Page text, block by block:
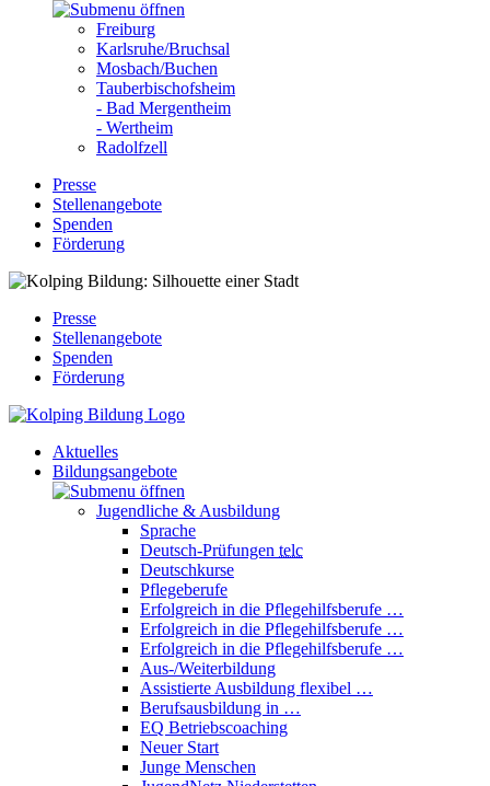
Freiburg
Karlsruhe/Bruchsal
Mosbach/Buchen
Tauberbischofsheim
- Bad Mergentheim
- Wertheim
Radolfzell
Presse
Stellenangebote
Spenden
Förderung
Presse
Stellenangebote
Spenden
Förderung
Aktuelles
Bildungsangebote
Jugendliche & Ausbildung
Sprache
Deutsch-Prüfungen telc
Deutschkurse
Pflegeberufe
Erfolgreich in die Pflegehilfsberufe …
Erfolgreich in die Pflegehilfsberufe …
Erfolgreich in die Pflegehilfsberufe …
Aus-/Weiterbildung
Assistierte Ausbildung flexibel …
Berufsausbildung in …
EQ Betriebscoaching
Neuer Start
Junge Menschen